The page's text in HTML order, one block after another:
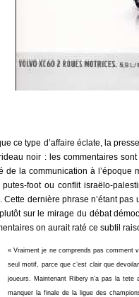
ce type d’affaire éclate, la
noir : les commentaires
de la communication à l’époque
putes-foot ou conflit israëlo-
Cette dernière phrase n’étant
sur le mirage du débat
on aurait raté ce subtil
« Vraiment je ne comprends pas comment
seul motif, parce que c’est clair que
joueurs. Maintenant Ribery n’a pas la tete
manquer la finale de la ligue des